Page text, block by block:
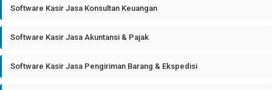
Software Kasir Jasa Konsultan Keuangan
Software Kasir Jasa Akuntansi & Pajak
Software Kasir Jasa Pengiriman Barang & Ekspedisi